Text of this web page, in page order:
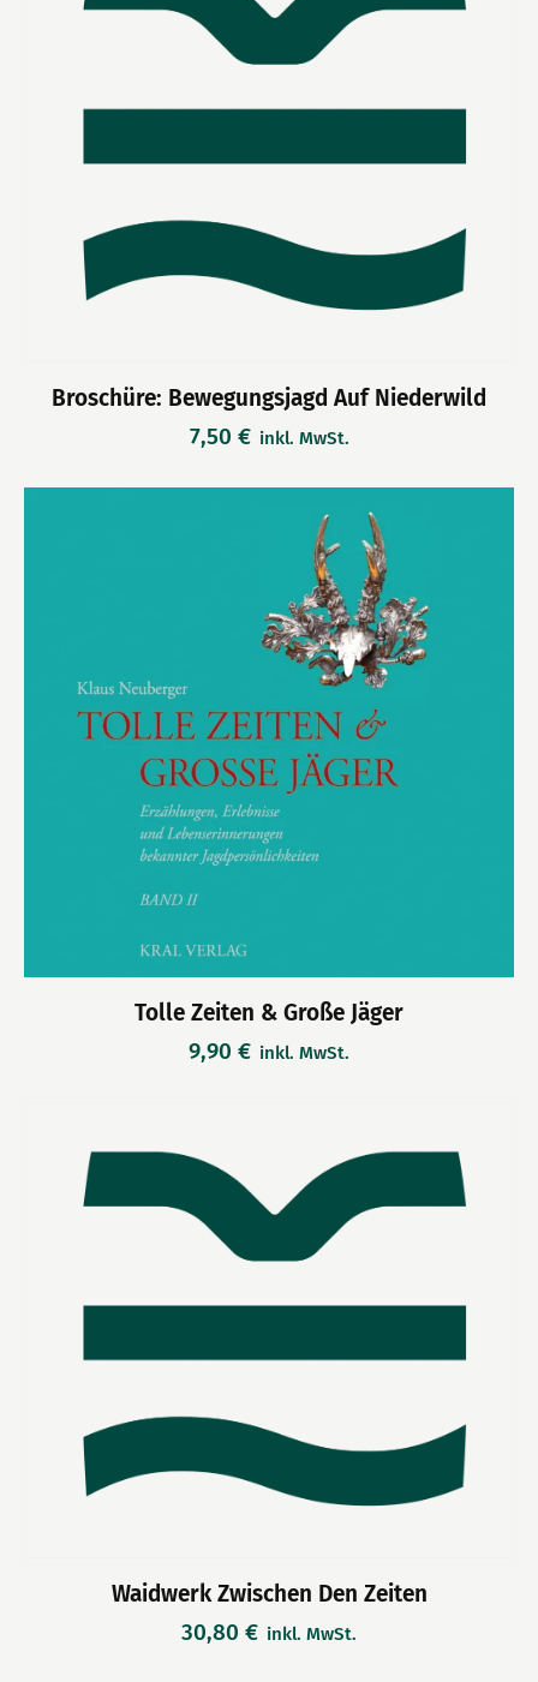
Broschüre: Bewegungsjagd Auf Niederwild
7,50 € inkl. MwSt.
Tolle Zeiten & Große Jäger
9,90 € inkl. MwSt.
Waidwerk Zwischen Den Zeiten
30,80 € inkl. MwSt.